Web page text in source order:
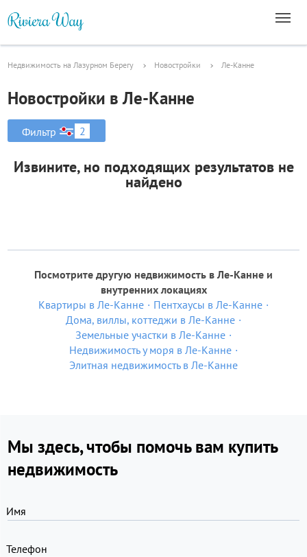
Недвижимость на Лазурном Берегу Новостройки Ле-Канне
Новостройки в Ле-Канне
Фильтр 2
Извините, но подходящих результатов не
найдено
Посмотрите другую недвижимость в Ле-Канне и
внутренних локациях
Квартиры в Ле-Канне
Пентхаусы в Ле-Канне
Дома, виллы, коттеджи в Ле-Канне
Земельные участки в Ле-Канне
Недвижимость у моря в Ле-Канне
Элитная недвижимость в Ле-Канне
Мы здесь, чтобы помочь вам купить
недвижимость
Имя
Телефон